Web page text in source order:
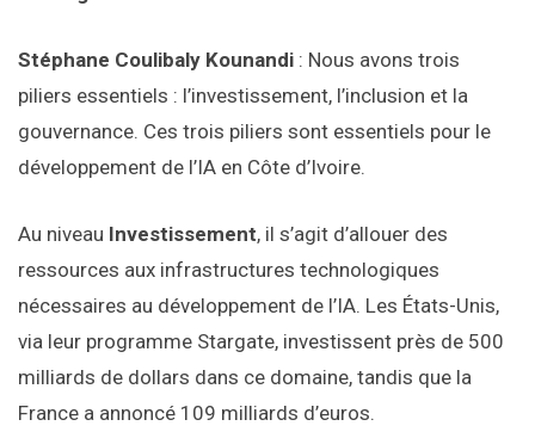
Stéphane Coulibaly Kounandi : Nous avons trois
piliers essentiels : l’investissement, l’inclusion et la
gouvernance. Ces trois piliers sont essentiels pour le
développement de l’IA en Côte d’Ivoire.
Au niveau Investissement, il s’agit d’allouer des
ressources aux infrastructures technologiques
nécessaires au développement de l’IA. Les États-Unis,
via leur programme Stargate, investissent près de 500
milliards de dollars dans ce domaine, tandis que la
France a annoncé 109 milliards d’euros.